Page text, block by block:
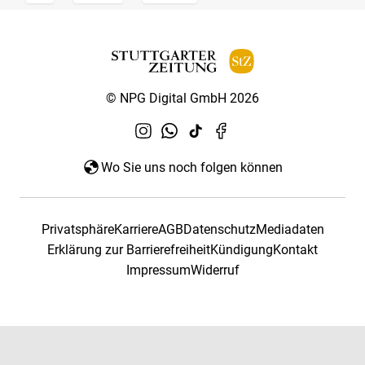
© NPG Digital GmbH 2026
Wo Sie uns noch folgen können
PrivatsphäreKarriereAGBDatenschutzMediadaten
Erklärung zur BarrierefreiheitKündigungKontakt
ImpressumWiderruf